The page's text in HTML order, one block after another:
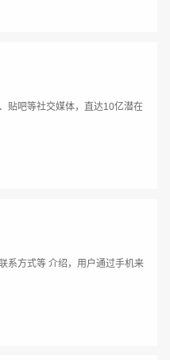
贴吧等社交媒体，直达10亿潜在
系方式等 介绍，用户通过手机来